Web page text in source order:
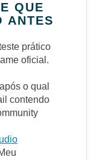
QUE
ANTES
prático
oficial.
o qual
contendo